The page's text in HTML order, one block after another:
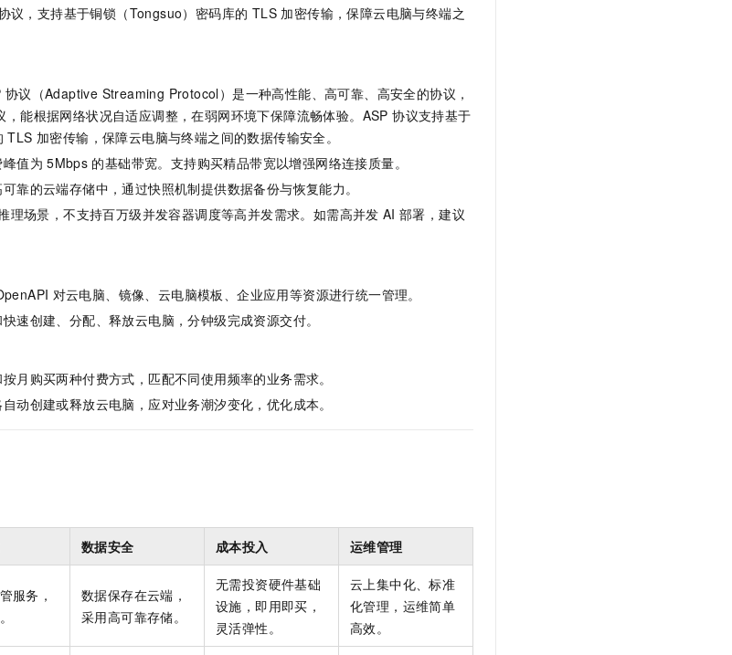
议，支持基于铜锁（Tongsuo）密码库的 TLS 加密传输，保障云电脑与终端之
协议（Adaptive Streaming Protocol）是一种高性能、高可靠、高安全的协议，
能根据网络状况自适应调整，在弱网环境下保障流畅体验。ASP 协议支持基于
加密传输，保障云电脑与终端之间的数据传输安全。
值为 5Mbps 的基础带宽。支持购买精品带宽以增强网络连接质量。
靠的云端存储中，通过快照机制提供数据备份与恢复能力。
理场景，不支持百万级并发容器调度等高并发需求。如需高并发 AI 部署，建议
对云电脑、镜像、云电脑模板、企业应用等资源进行统一管理。
速创建、分配、释放云电脑，分钟级完成资源交付。
月购买两种付费方式，匹配不同使用频率的业务需求。
动创建或释放云电脑，应对业务潮汐变化，优化成本。
数据安全 成本投入 运维管理
服务，
数据保存在云端，
采用高可靠存储。
无需投资硬件基础
设施，即用即买，
灵活弹性。
云上集中化、标准
化管理，运维简单
高效。